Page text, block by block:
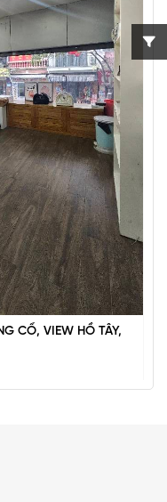
TÂY, 2 THOÁNG,
CỔ, VIEW HỒ TÂY,